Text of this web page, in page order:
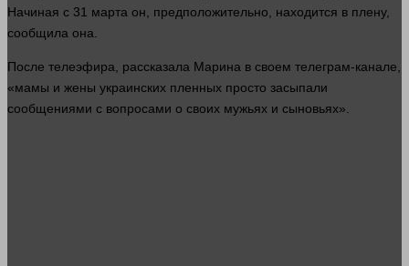
Начиная с 31 марта он, предположительно, находится в плену,
сообщила она.
После телеэфира, рассказала Марина в своем телеграм-канале,
«мамы и жены украинских пленных просто засыпали
сообщениями с вопросами о своих мужьях и сыновьях».